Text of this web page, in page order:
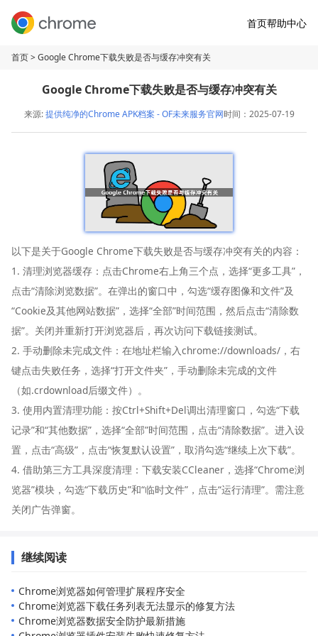
首页帮助中心
首页> Google Chrome下载失败是否与缓存冲突有关
Google Chrome下载失败是否与缓存冲突有关
来源:提供纯净的Chrome APK档案 - OF未来服务官网时间：2025-07-19
以下是关于Google Chrome下载失败是否与缓存冲突有关的内容：
1. 清理浏览器缓存：点击Chrome右上角三个点，选择“更多工具”，
点击“清除浏览数据”。在弹出的窗口中，勾选“缓存图像和文件”及
“Cookie及其他网站数据”，选择“全部”时间范围，然后点击“清除数
据”。关闭并重新打开浏览器后，再次访问下载链接测试。
2. 手动删除未完成文件：在地址栏输入chrome://downloads/，右
键点击失败任务，选择“打开文件夹”，手动删除未完成的文件
（如.crdownload后缀文件）。
3. 使用内置清理功能：按Ctrl+Shift+Del调出清理窗口，勾选“下载
记录”和“其他数据”，选择“全部”时间范围，点击“清除数据”。进入设
置，点击“高级”，点击“恢复默认设置”，取消勾选“继续上次下载”。
4. 借助第三方工具深度清理：下载安装CCleaner，选择“Chrome浏
览器”模块，勾选“下载历史”和“临时文件”，点击“运行清理”。需注意
关闭广告弹窗。
继续阅读
Chrome浏览器如何管理扩展程序安全
Chrome浏览器下载任务列表无法显示的修复方法
Chrome浏览器数据安全防护最新措施